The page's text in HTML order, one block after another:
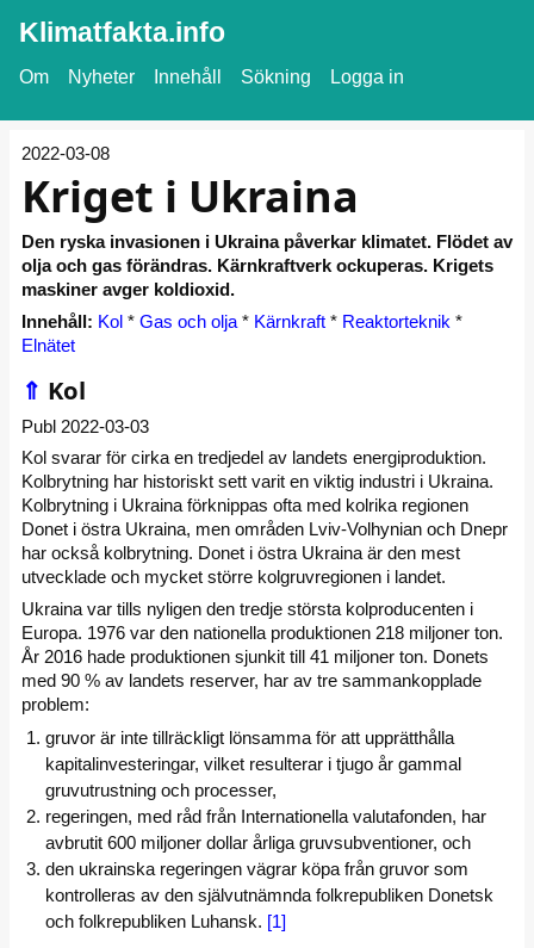
Klimatfakta.info
Om Nyheter Innehåll Sökning Logga in
2022-03-08
Kriget i Ukraina
Den ryska invasionen i Ukraina påverkar klimatet. Flödet av
olja och gas förändras. Kärnkraftverk ockuperas. Krigets
maskiner avger koldioxid.
Innehåll: Kol * Gas och olja * Kärnkraft * Reaktorteknik *
Elnätet
⇑ Kol
Publ 2022-03-03
Kol svarar för cirka en tredjedel av landets energiproduktion.
Kolbrytning har historiskt sett varit en viktig industri i Ukraina.
Kolbrytning i Ukraina förknippas ofta med kolrika regionen
Donet i östra Ukraina, men områden Lviv-Volhynian och Dnepr
har också kolbrytning. Donet i östra Ukraina är den mest
utvecklade och mycket större kolgruvregionen i landet.
Ukraina var tills nyligen den tredje största kolproducenten i
Europa. 1976 var den nationella produktionen 218 miljoner ton.
År 2016 hade produktionen sjunkit till 41 miljoner ton. Donets
med 90 % av landets reserver, har av tre sammankopplade
problem:
gruvor är inte tillräckligt lönsamma för att upprätthålla
kapitalinvesteringar, vilket resulterar i tjugo år gammal
gruvutrustning och processer,
regeringen, med råd från Internationella valutafonden, har
avbrutit 600 miljoner dollar årliga gruvsubventioner, och
den ukrainska regeringen vägrar köpa från gruvor som
kontrolleras av den självutnämnda folkrepubliken Donetsk
och folkrepubliken Luhansk. [1]